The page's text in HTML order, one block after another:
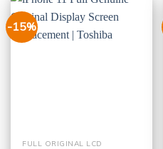
-15%
FULL ORIGINAL LCD